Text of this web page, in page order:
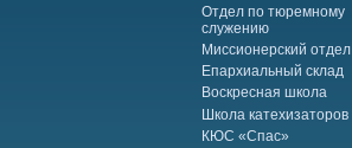
Отдел по тюремному
служению
Миссионерский отдел
Епархиальный склад
Воскресная школа
Школа катехизаторов
КЮС «Спас»